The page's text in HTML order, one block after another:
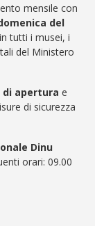
mensile con
del
in tutti i musei, i
del Ministero
apertura e
di sicurezza
Dinu
orari: 09.00